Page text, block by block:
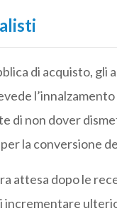
di acquisto, gli
l’innalzamento
di non dover
la conversione
attesa dopo le
incrementare